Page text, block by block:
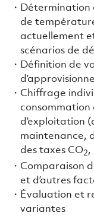
Détermination
de
actuellement
scénarios de
Définition de
Chiffrage
consommation
d’exploitation
maintenance,
des taxes CO2,
Comparaison
et d’autres
Évaluation et
variantes